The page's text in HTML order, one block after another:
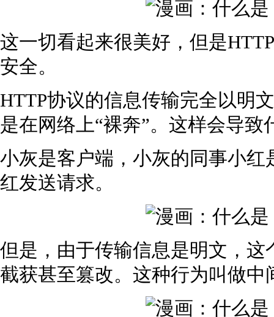
这一切看起来很美好，但是
安全。
HTTP协议的信息传输完全以明
是在网络上“裸奔”。这样会导
小灰是客户端，小灰的同事小
红发送请求。
但是，由于传输信息是明文，
截获甚至篡改。这种行为叫做中